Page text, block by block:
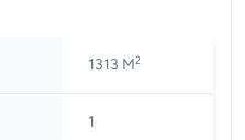
1313 M2
1